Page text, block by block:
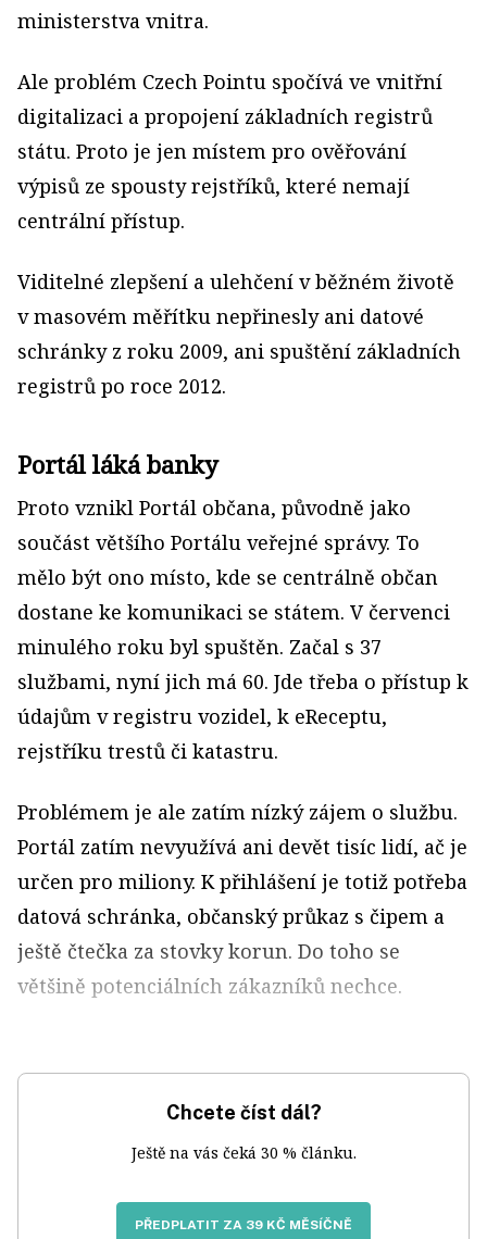
ministerstva vnitra.
Ale problém Czech Pointu spočívá ve vnitřní
digitalizaci a propojení základních registrů
státu. Proto je jen místem pro ověřování
výpisů ze spousty rejstříků, které nemají
centrální přístup.
Viditelné zlepšení a ulehčení v běžném životě
v masovém měřítku nepřinesly ani datové
schránky z roku 2009, ani spuštění základních
registrů po roce 2012.
Portál láká banky
Proto vznikl Portál občana, původně jako
součást většího Portálu veřejné správy. To
mělo být ono místo, kde se centrálně občan
dostane ke komunikaci se státem. V červenci
minulého roku byl spuštěn. Začal s 37
službami, nyní jich má 60. Jde třeba o přístup k
údajům v registru vozidel, k eReceptu,
rejstříku trestů či katastru.
Problémem je ale zatím nízký zájem o službu.
Portál zatím nevyužívá ani devět tisíc lidí, ač je
určen pro miliony. K přihlášení je totiž potřeba
datová schránka, občanský průkaz s čipem a
ještě čtečka za stovky korun. Do toho se
většině potenciálních zákazníků nechce.
Chcete číst dál?
Ještě na vás čeká 30 % článku.
PŘEDPLATIT ZA 39 KČ MĚSÍČNĚ